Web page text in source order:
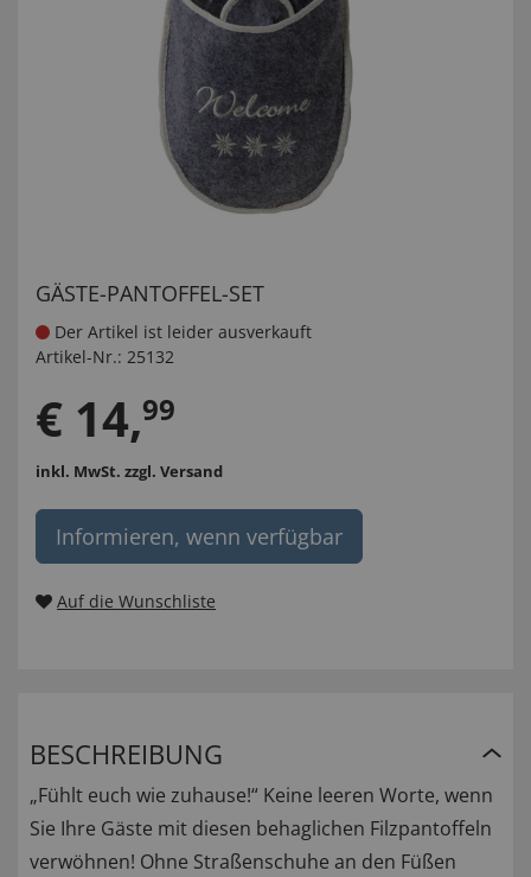
GÄSTE-PANTOFFEL-SET
Der Artikel ist leider ausverkauft
Artikel-Nr.: 25132
€ 14,99
inkl. MwSt. zzgl. Versand
Informieren, wenn verfügbar
Auf die Wunschliste
BESCHREIBUNG
„Fühlt euch wie zuhause!“ Keine leeren Worte, wenn
Sie Ihre Gäste mit diesen behaglichen Filzpantoffeln
verwöhnen! Ohne Straßenschuhe an den Füßen